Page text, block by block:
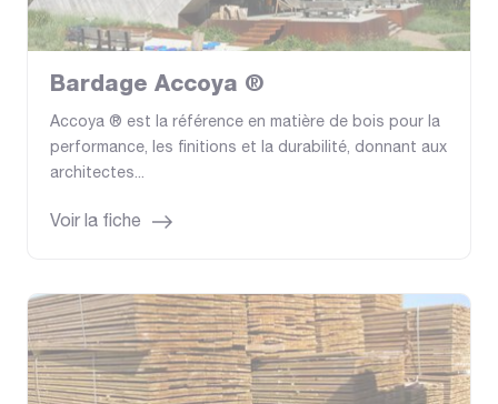
Bardage Accoya ®
Accoya ® est la référence en matière de bois pour la
performance, les finitions et la durabilité, donnant aux
architectes...
Voir la fiche